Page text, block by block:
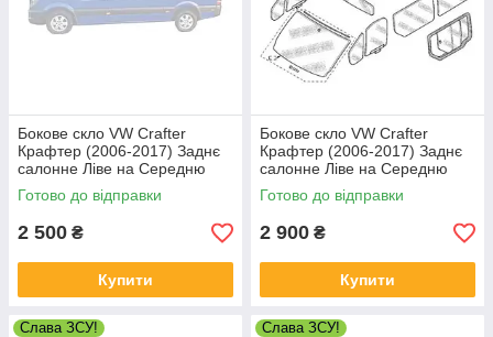
Бокове скло VW Crafter
Крафтер (2006-2017) Заднє
салонне Ліве на Середню
базу
Готово до відправки
2 500 ₴
Купити
Бокове скло VW Crafter
Крафтер (2006-2017) Заднє
салонне Ліве на Середню
базу
Готово до відправки
2 900 ₴
Купити
Слава ЗСУ! Слава ЗСУ!